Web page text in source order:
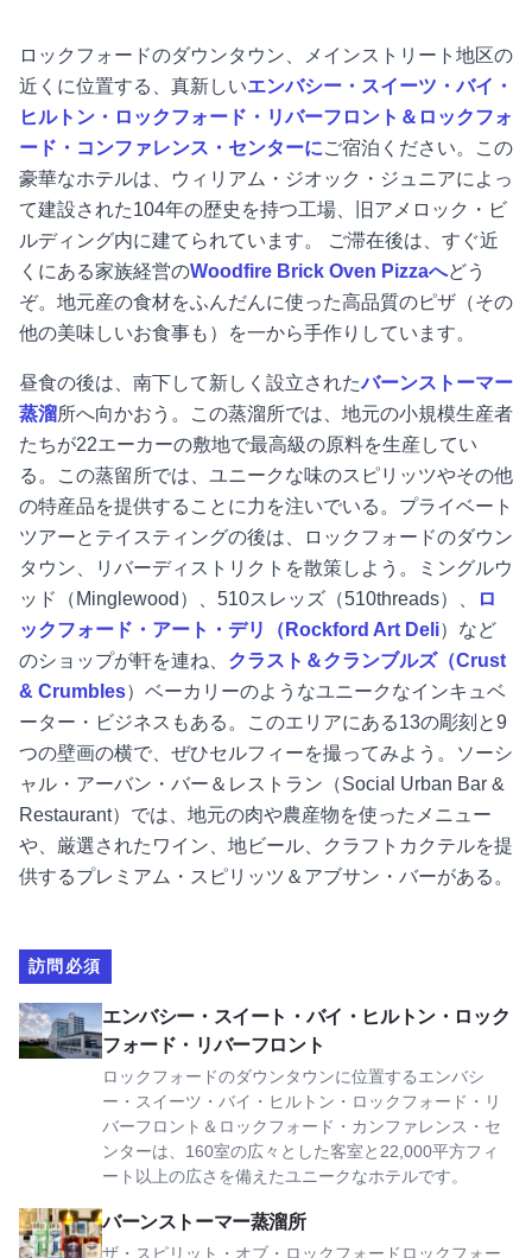
ロックフォードのダウンタウン、メインストリート地区の
近くに位置する、真新しいエンバシー・スイーツ・バイ・
ヒルトン・ロックフォード・リバーフロント＆ロックフォ
ード・コンファレンス・センターにご宿泊ください。この
豪華なホテルは、ウィリアム・ジオック・ジュニアによっ
て建設された104年の歴史を持つ工場、旧アメロック・ビ
ルディング内に建てられています。 ご滞在後は、すぐ近
くにある家族経営のWoodfire Brick Oven Pizzaへどう
ぞ。地元産の食材をふんだんに使った高品質のピザ（その
他の美味しいお食事も）を一から手作りしています。
昼食の後は、南下して新しく設立されたバーンストーマー
蒸溜所へ向かおう。この蒸溜所では、地元の小規模生産者
たちが22エーカーの敷地で最高級の原料を生産してい
る。この蒸留所では、ユニークな味のスピリッツやその他
の特産品を提供することに力を注いでいる。プライベート
ツアーとテイスティングの後は、ロックフォードのダウン
タウン、リバーディストリクトを散策しよう。ミングルウ
ッド（Minglewood）、510スレッズ（510threads）、
ロ
ックフォード・アート・デリ（Rockford Art Deli）など
のショップが軒を連ね、 クラスト＆クランブルズ（Crust
& Crumbles）ベーカリーのようなユニークなインキュベ
ーター・ビジネスもある。このエリアにある13の彫刻と9
つの壁画の横で、ぜひセルフィーを撮ってみよう。ソーシ
ャル・アーバン・バー＆レストラン（Social Urban Bar &
Restaurant）では、地元の肉や農産物を使ったメニュー
や、厳選されたワイン、地ビール、クラフトカクテルを提
供するプレミアム・スピリッツ＆アブサン・バーがある。
訪問必須
エンバシー・スイート・バイ・ヒルトン・ロック
フォード・リバーフロント
ロックフォードのダウンタウンに位置するエンバシ
ー・スイーツ・バイ・ヒルトン・ロックフォード・リ
バーフロント＆ロックフォード・カンファレンス・セ
ンターは、160室の広々とした客室と22,000平方フィ
ート以上の広さを備えたユニークなホテルです。
エンバシー・スイーツ・バイ・ヒルトン・ロックフォード
バーンストーマー蒸溜所
ザ・スピリット・オブ・ロックフォードロックフォー
バーンストーマー蒸溜所を見る